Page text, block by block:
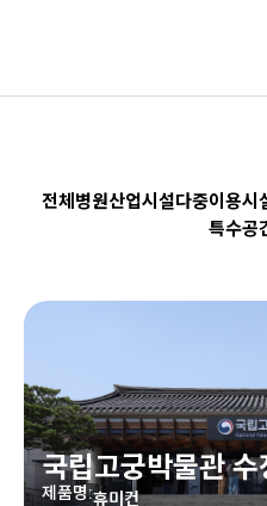
전체병원산업시설다중이용시
특수공
국립고궁박물관 수
제품명:휴미컨